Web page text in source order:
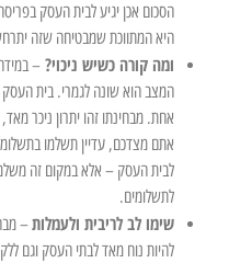
הסכום אכן יגיע לבית העסק
היא המתווכת שמבטיחה שזה
ומה קורה כשיש ניכוי? –
המצב הוא שונה לגמרי. בית
אחת. מבחינתו זהו יתרון ניכר
אתם מצדכם, עדיין תשלמו
לבית העסק – אלא במקום זה
לתשלומים.
שימו לב לריבית ולעמלות–
להיות נוח מאד לבתי העסק וגם